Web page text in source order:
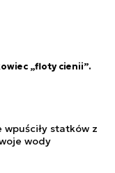
„floty cienii”.
wpuściły statków z
wody